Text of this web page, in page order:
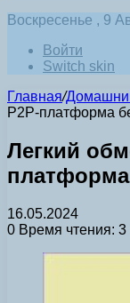
Воскресенье , 9
Войти
Switch skin
Главная/
P2P-платформа
Легкий
16.05.2024
0 Время чтения: 3